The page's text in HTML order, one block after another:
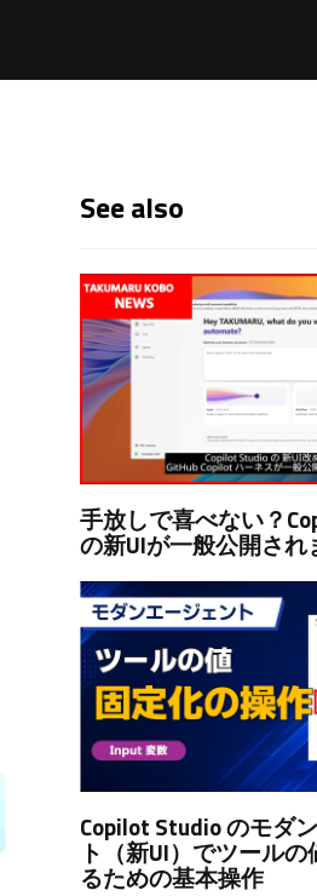
See also
手放しで喜べない？
の新UIが一般公開され
Copilot Studio のモダ
ト（新UI）でツール
るための基本操作